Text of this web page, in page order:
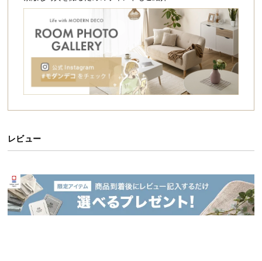
ド
お
支
い
に
つ
い
すっきり開放的なオープンラック
開放感のある格子状のデザインで収納するものを惹
す。
シリーズで組み合わせてオリジナルの収納に
レビュー